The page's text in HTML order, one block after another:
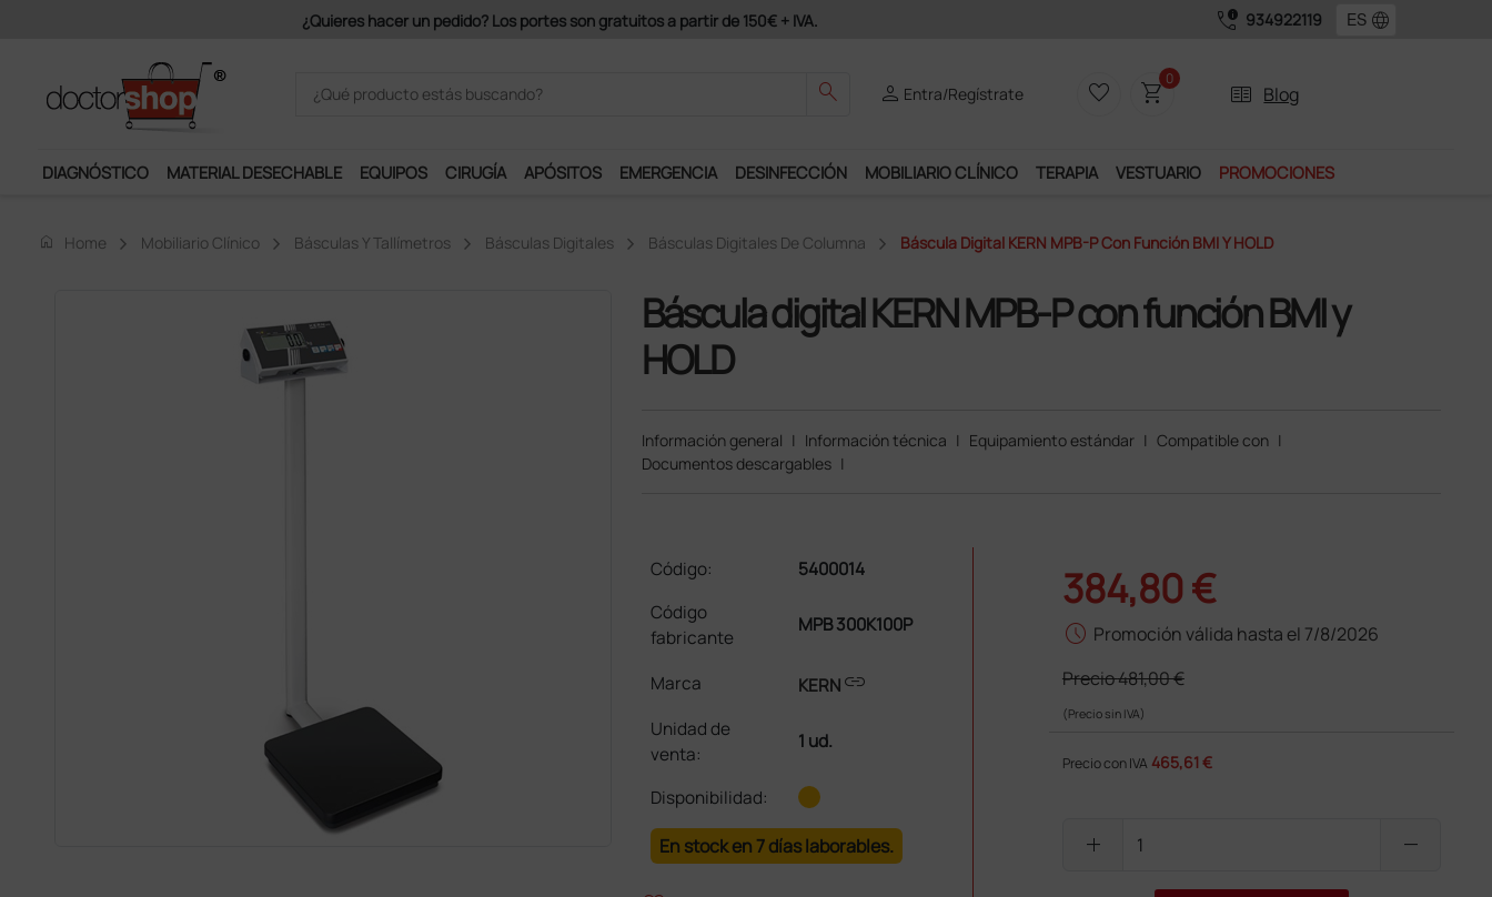
Únete al programa Ds Plus y podrás disfrutar de muchos servicios exclusivos. call_quality 934922119 language
search person Entra/Regístrate favorite_border shopping_cart0
two_pager Blog
DIAGNÓSTICO MATERIAL DESECHABLE EQUIPOS CIRUGÍA APÓSITOS EMERGENCIA DESINFECCIÓN MOBILIARIO CLÍNICO TERAPIA VESTUARIO PROMOCIONES
home Home Mobiliario Clínico Básculas Y Tallímetros Básculas Digitales Básculas Digitales De Columna Báscula Digital KERN MPB-P Con Función BMI Y HOLD
Báscula digital KERN MPB-P con función BMI y
HOLD
Información general | Información técnica | Equipamiento estándar | Compatible con |
Documentos descargables |
Código:
5400014
Código
fabricante
MPB 300K100P
Marca KERNlink
Unidad de
venta:
1 ud.
Disponibilidad:
En stock en 7 días laborables.
384,80 €
schedule Promoción válida hasta el 7/8/2026
Precio481,00 €
(Precio sin IVA)
Precio con IVA 465,61 €
add remove